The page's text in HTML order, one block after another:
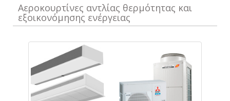
Αεροκουρτίνες αντλίας θερμότητας και
εξοικονόμησης ενέργειας